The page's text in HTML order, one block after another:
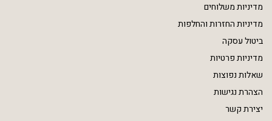
מדיניות משלוחים
מדיניות החזרות והחלפות
ביטול עסקה
מדיניות פרטיות
שאלות נפוצות
הצהרת נגישות
יצירת קשר